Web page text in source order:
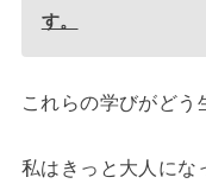
す。
これらの学びがどう
私はきっと大人にな